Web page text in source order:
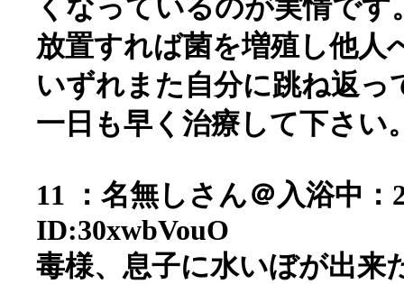
くなっているのが実情です
放置すれば菌を増殖し他人
いずれまた自分に跳ね返っ
一日も早く治療して下さい
11 ：名無しさん＠入浴中：
ID:30xwbVouO
毒様、息子に水いぼが出来